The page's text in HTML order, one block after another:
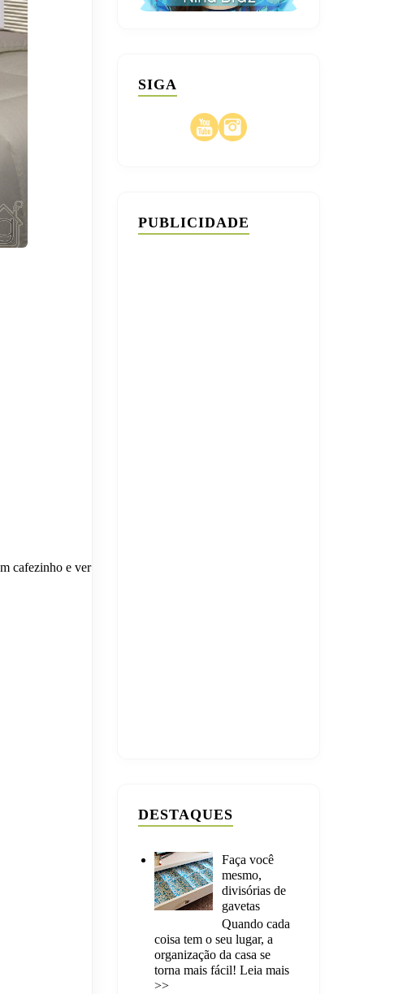
cafezinho e ver as
SIGA
PUBLICIDADE
DESTAQUES
Faça você
mesmo,
divisórias de
gavetas
Quando cada
coisa tem o seu lugar, a
organização da casa se
torna mais fácil! Leia mais
>>